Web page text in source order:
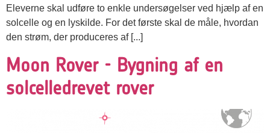
Eleverne skal udføre to enkle undersøgelser ved hjælp af en
solcelle og en lyskilde. For det første skal de måle, hvordan
den strøm, der produceres af [...]
Moon Rover - Bygning af en
solcelledrevet rover